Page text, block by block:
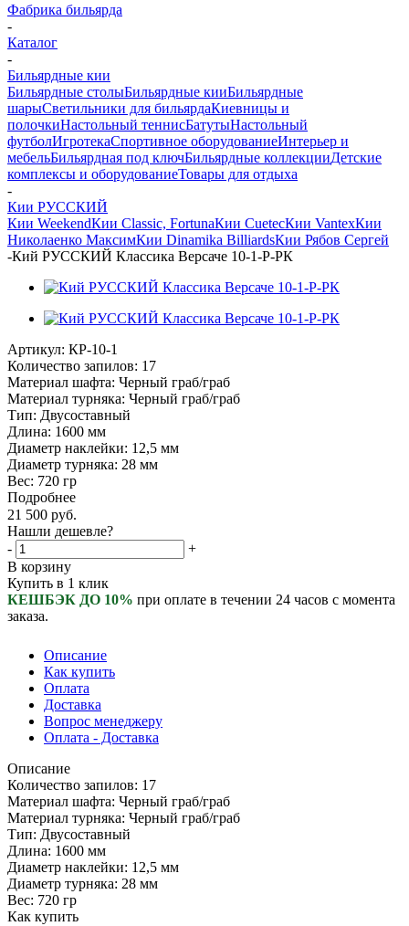
Фабрика бильярда
-
Каталог
-
Бильярдные кии
Бильярдные столыБильярдные кииБильярдные
шарыСветильники для бильярдаКиевницы и
полочкиНастольный теннисБатутыНастольный
футболИгротекаСпортивное оборудованиеИнтерьер и
мебельБильярдная под ключБильярдные коллекцииДетские
комплексы и оборудованиеТовары для отдыха
-
Кии РУССКИЙ
Кии WeekendКии Classic, FortunaКии CuetecКии VantexКии
Николаенко МаксимКии Dinamika BilliardsКии Рябов Сергей
-Кий РУССКИЙ Классика Версаче 10-1-Р-РК
Артикул: КР-10-1
Количество запилов: 17
Материал шафта: Черный граб/граб
Материал турняка: Черный граб/граб
Тип: Двусоставный
Длина: 1600 мм
Диаметр наклейки: 12,5 мм
Диаметр турняка: 28 мм
Вес: 720 гр
Подробнее
21 500 руб.
Нашли дешевле?
-
+
В корзину
Купить в 1 клик
КЕШБЭК ДО 10% при оплате в течении 24 часов с момента
заказа.
Описание
Как купить
Оплата
Доставка
Вопрос менеджеру
Оплата - Доставка
Описание
Количество запилов: 17
Материал шафта: Черный граб/граб
Материал турняка: Черный граб/граб
Тип: Двусоставный
Длина: 1600 мм
Диаметр наклейки: 12,5 мм
Диаметр турняка: 28 мм
Вес: 720 гр
Как купить